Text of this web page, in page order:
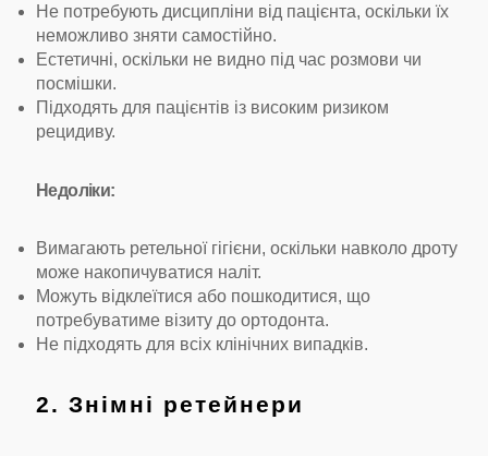
Не потребують дисципліни від пацієнта, оскільки їх
неможливо зняти самостійно.
Естетичні, оскільки не видно під час розмови чи
посмішки.
Підходять для пацієнтів із високим ризиком
рецидиву.
Недоліки:
Вимагають ретельної гігієни, оскільки навколо дроту
може накопичуватися наліт.
Можуть відклеїтися або пошкодитися, що
потребуватиме візиту до ортодонта.
Не підходять для всіх клінічних випадків.
2. Знімні ретейнери